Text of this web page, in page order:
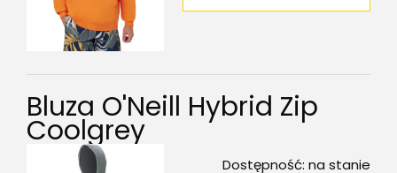
Bluza O'Neill Hybrid Zip
Coolgrey
Dostępność: na stanie